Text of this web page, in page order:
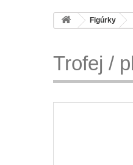
Figúrky
Trofej /